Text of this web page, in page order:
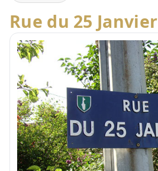
Rue du 25 Janvier